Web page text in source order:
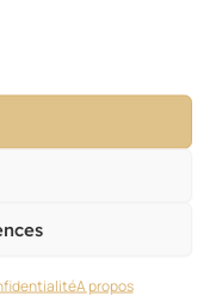
A propos
est aussi
le mieux à la
cheveux, mais
Dans les
et se clôt par
certains salons